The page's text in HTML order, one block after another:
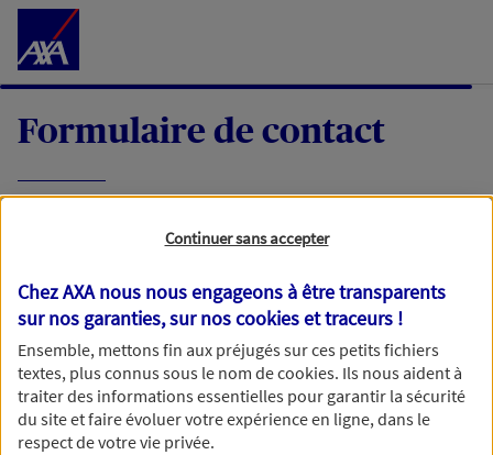
Accéder au Contenu
Formulaire de contact
demande, nous vous répondrons dans les
meilleurs délais par mail ou par téléphone.
Votre message :
Continuer sans accepter
Chez AXA nous nous engageons à être transparents
sur nos garanties, sur noscookies et traceurs !
Ensemble, mettons fin aux préjugés sur ces petits fichiers
textes, plus connus sous le nom decookies. Ils nous aident à
traiter des informations essentielles pour garantir la sécurité
du site et faire évoluer votre expérience en ligne, dans le
respect de votre vie privée.